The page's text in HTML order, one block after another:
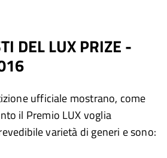
DEL LUX PRIZE -
ufficiale mostrano, come
il Premio LUX voglia
varietà di generi e sono: